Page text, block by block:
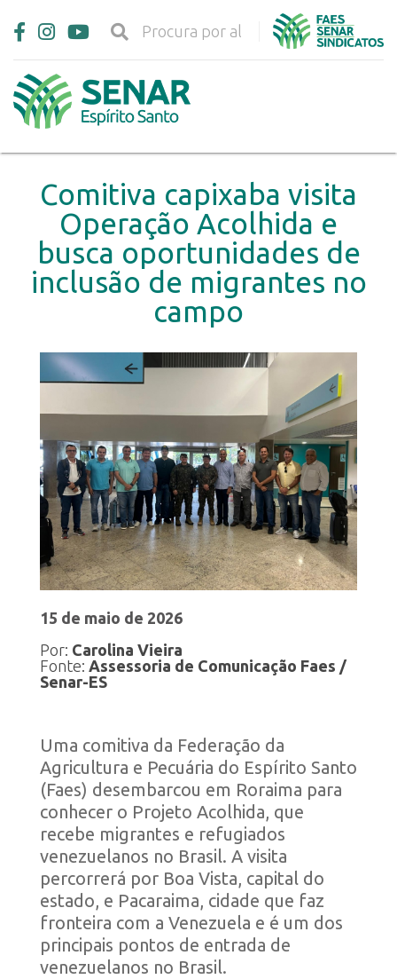
Comitiva capixaba visita
Operação Acolhida e
busca oportunidades de
inclusão de migrantes no
campo
15 de maio de 2026
Por: Carolina Vieira
Fonte: Assessoria de Comunicação Faes /
Senar-ES
Uma comitiva da Federação da
Agricultura e Pecuária do Espírito Santo
(Faes) desembarcou em Roraima para
conhecer o Projeto Acolhida, que
recebe migrantes e refugiados
venezuelanos no Brasil. A visita
percorrerá por Boa Vista, capital do
estado, e Pacaraima, cidade que faz
fronteira com a Venezuela e é um dos
principais pontos de entrada de
venezuelanos no Brasil.